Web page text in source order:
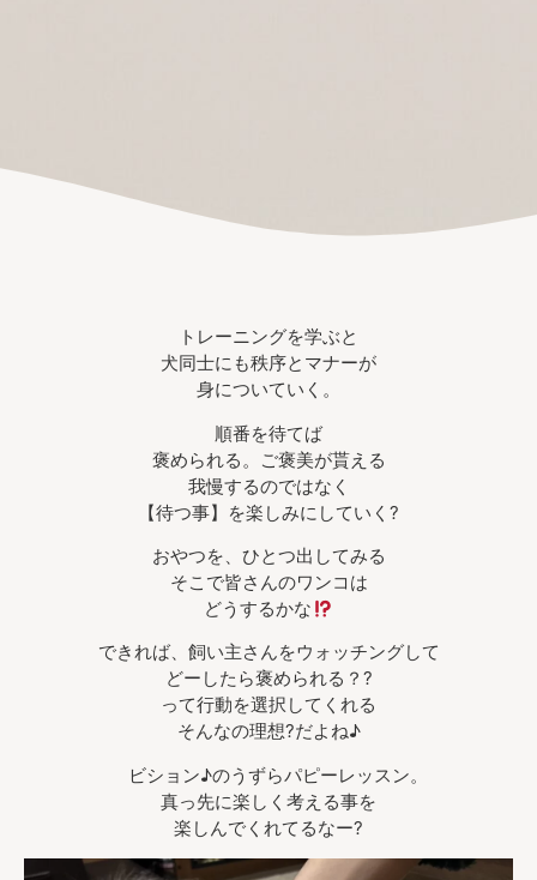
トレーニングを学ぶと
犬同士にも秩序とマナーが
身についていく。
順番を待てば
褒められる。ご褒美が貰える
我慢するのではなく
【待つ事】を楽しみにしていく?
おやつを、ひとつ出してみる
そこで皆さんのワンコは
どうするかな
できれば、飼い主さんをウォッチングして
どーしたら褒められる？?
って行動を選択してくれる
そんなの理想?だよね♪
ビション♪のうずらパピーレッスン。
真っ先に楽しく考える事を
楽しんでくれてるなー?